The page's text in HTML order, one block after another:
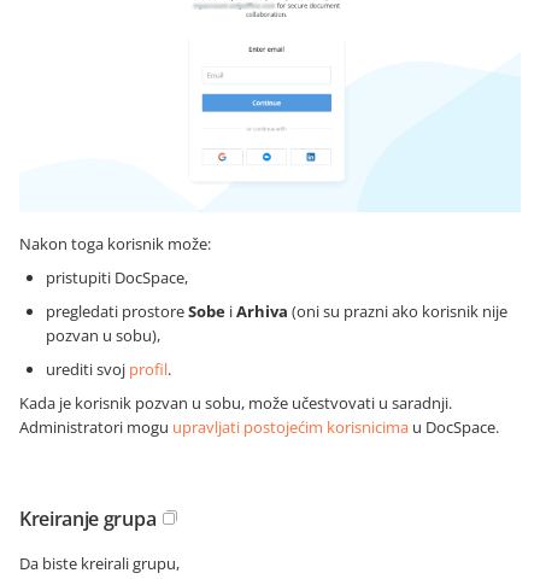
Nakon toga korisnik može:
pristupiti DocSpace,
pregledati prostoreSobe iArhiva (oni su prazni ako korisnik nije
pozvan u sobu),
urediti svoj profil.
Kada je korisnik pozvan u sobu, može učestvovati u saradnji.
Administratori mogu upravljati postojećim korisnicima u DocSpace.
Kreiranje grupa
Da biste kreirali grupu,